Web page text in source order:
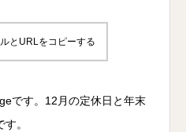
とURLをコピーする
です。12月の定休日と年末
。